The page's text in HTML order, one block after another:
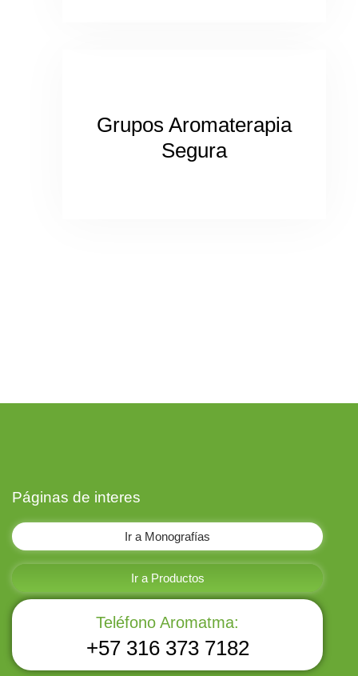
Grupos Aromaterapia
Segura
Páginas de interes
Ir a Monografías
Ir a Productos
Teléfono Aromatma:
+57 316 373 7182